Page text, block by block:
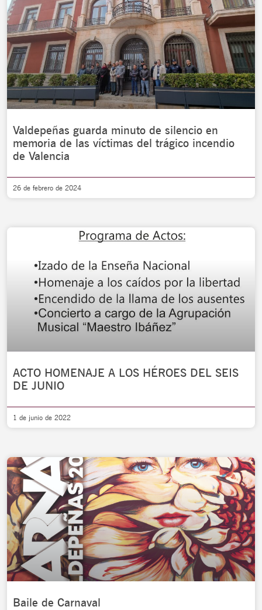
Valdepeñas guarda minuto de silencio en
memoria de las víctimas del trágico incendio
de Valencia
26 de febrero de 2024
ACTO HOMENAJE A LOS HÉROES DEL SEIS
DE JUNIO
1 de junio de 2022
Baile de Carnaval